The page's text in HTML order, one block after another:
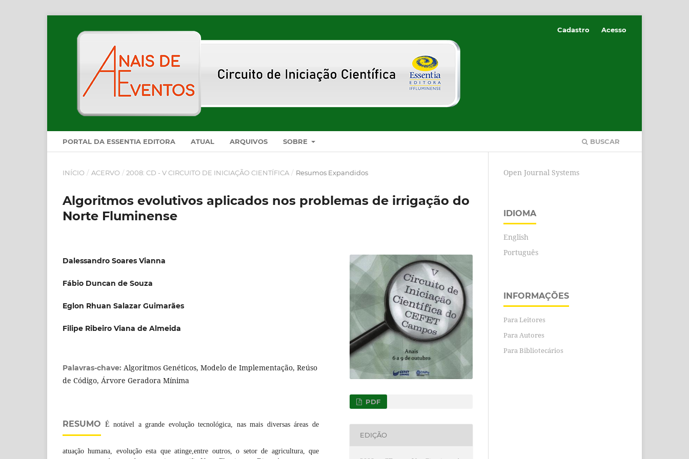
PORTAL DA ESSENTIA EDITORA ATUAL ARQUIVOS SOBRE BUSCAR
Cadastro Acesso
INÍCIO / ACERVO / 2008: CD - V CIRCUITO DE INICIAÇÃO CIENTÍFICA / Resumos Expandidos
Algoritmos evolutivos aplicados nos problemas de irrigação do
Norte Fluminense
Dalessandro Soares Vianna
Fábio Duncan de Souza
Eglon Rhuan Salazar Guimarães
Filipe Ribeiro Viana de Almeida
Palavras-chave: Algoritmos Genéticos, Modelo de Implementação, Reúso
de Código, Árvore Geradora Mínima
RESUMO É notável a grande evolução tecnológica, nas mais diversas áreas de
atuação humana, evolução esta que atinge,entre outros, o setor de agricultura, que
PDF
EDIÇÃO
Open Journal Systems
IDIOMA
English
Português
INFORMAÇÕES
Para Leitores
Para Autores
Para Bibliotecários